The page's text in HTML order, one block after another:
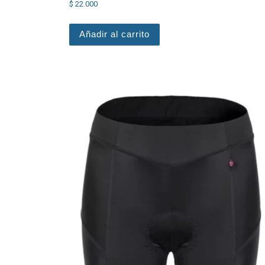
$ 22.000
Añadir al carrito